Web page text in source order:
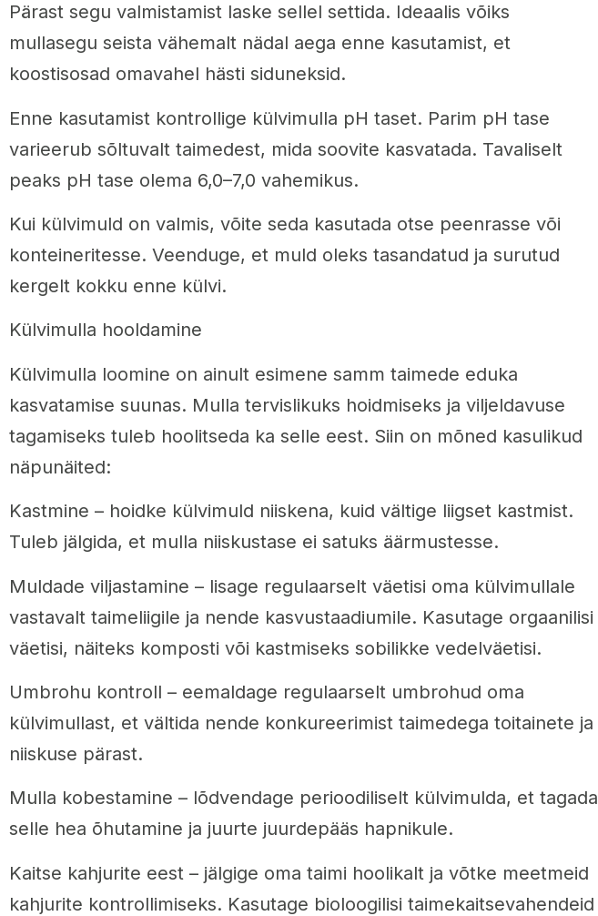
Pärast segu valmistamist laske sellel settida. Ideaalis võiks
mullasegu seista vähemalt nädal aega enne kasutamist, et
koostisosad omavahel hästi siduneksid.
Enne kasutamist kontrollige külvimulla pH taset. Parim pH tase
varieerub sõltuvalt taimedest, mida soovite kasvatada. Tavaliselt
peaks pH tase olema 6,0–7,0 vahemikus.
Kui külvimuld on valmis, võite seda kasutada otse peenrasse või
konteineritesse. Veenduge, et muld oleks tasandatud ja surutud
kergelt kokku enne külvi.
Külvimulla hooldamine
Külvimulla loomine on ainult esimene samm taimede eduka
kasvatamise suunas. Mulla tervislikuks hoidmiseks ja viljeldavuse
tagamiseks tuleb hoolitseda ka selle eest. Siin on mõned kasulikud
näpunäited:
Kastmine – hoidke külvimuld niiskena, kuid vältige liigset kastmist.
Tuleb jälgida, et mulla niiskustase ei satuks äärmustesse.
Muldade viljastamine – lisage regulaarselt väetisi oma külvimullale
vastavalt taimeliigile ja nende kasvustaadiumile. Kasutage orgaanilisi
väetisi, näiteks komposti või kastmiseks sobilikke vedelväetisi.
Umbrohu kontroll – eemaldage regulaarselt umbrohud oma
külvimullast, et vältida nende konkureerimist taimedega toitainete ja
niiskuse pärast.
Mulla kobestamine – lõdvendage perioodiliselt külvimulda, et tagada
selle hea õhutamine ja juurte juurdepääs hapnikule.
Kaitse kahjurite eest – jälgige oma taimi hoolikalt ja võtke meetmeid
kahjurite kontrollimiseks. Kasutage bioloogilisi taimekaitsevahendeid